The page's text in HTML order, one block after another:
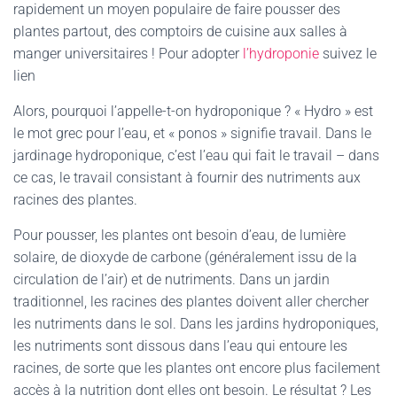
rapidement un moyen populaire de faire pousser des
plantes partout, des comptoirs de cuisine aux salles à
manger universitaires ! Pour adopter l’hydroponie suivez le
lien
Alors, pourquoi l’appelle-t-on hydroponique ? « Hydro » est
le mot grec pour l’eau, et « ponos » signifie travail. Dans le
jardinage hydroponique, c’est l’eau qui fait le travail – dans
ce cas, le travail consistant à fournir des nutriments aux
racines des plantes.
Pour pousser, les plantes ont besoin d’eau, de lumière
solaire, de dioxyde de carbone (généralement issu de la
circulation de l’air) et de nutriments. Dans un jardin
traditionnel, les racines des plantes doivent aller chercher
les nutriments dans le sol. Dans les jardins hydroponiques,
les nutriments sont dissous dans l’eau qui entoure les
racines, de sorte que les plantes ont encore plus facilement
accès à la nutrition dont elles ont besoin. Le résultat ? Les